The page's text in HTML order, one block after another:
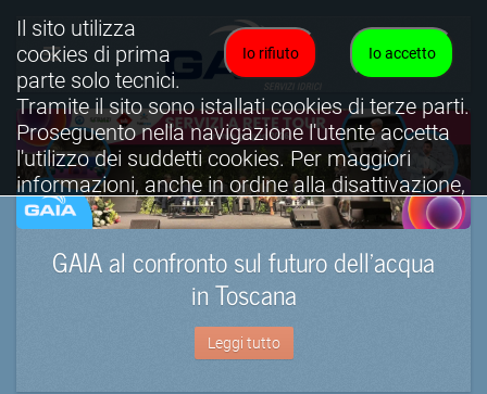
GAIA al confronto sul futuro dell’acqua
in Toscana
Leggi tutto
Io accetto
Io rifiuto
Il sito utilizza
cookies di prima
parte solo tecnici.
Tramite il sito sono istallati cookies di terze parti.
Proseguento nella navigazione l'utente accetta
l'utilizzo dei suddetti cookies. Per maggiori
informazioni, anche in ordine alla disattivazione,
è possibile consultare l'informativa cookies
completa.
Visualizza informativa completa.